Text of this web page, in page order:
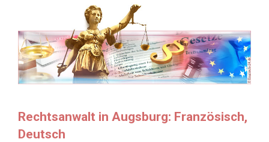
Rechtsanwälte: Französisch
Rechtsanwälte: Arabisch
Rechtsanwälte: Türkisch
Rechtsanwalt in Augsburg: Französisch,
Deutsch